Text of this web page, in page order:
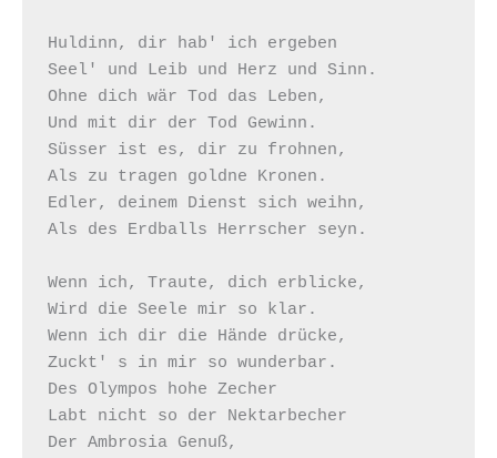
Huldinn, dir hab' ich ergeben
Seel' und Leib und Herz und Sinn.
Ohne dich wär Tod das Leben,
Und mit dir der Tod Gewinn.
Süsser ist es, dir zu frohnen,
Als zu tragen goldne Kronen.
Edler, deinem Dienst sich weihn,
Als des Erdballs Herrscher seyn.
Wenn ich, Traute, dich erblicke,
Wird die Seele mir so klar.
Wenn ich dir die Hände drücke,
Zuckt' s in mir so wunderbar.
Des Olympos hohe Zecher
Labt nicht so der Nektarbecher
Der Ambrosia Genuß,